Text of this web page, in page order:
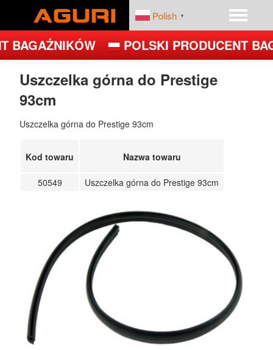
START
PRODUKTY
PLATFORMY ROWEROWE
BAGAŻNIKI BAZOWE
BOXY DACHOWE – BOXY NA DACH
UCHWYTY ROWEROWE NA DACH
UCHWYTY ROWEROWE NA HAK
UCHWYTY ROWEROWE NA TYLNĄ KLAPĘ
BOXY NA HAK I AKCESORIA
DEALERZY
Polish ▼
BAGAŻNIKÓW POLSKI PRODUCENT
Uszczelka górna do Prestige
93cm
Uszczelka górna do Prestige 93cm
Kod towaru Nazwa towaru
50549 Uszczelka górna do Prestige 93cm